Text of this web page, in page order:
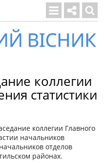
коллегии
статистики
коллегии Главного
начальников
отделов
районах.